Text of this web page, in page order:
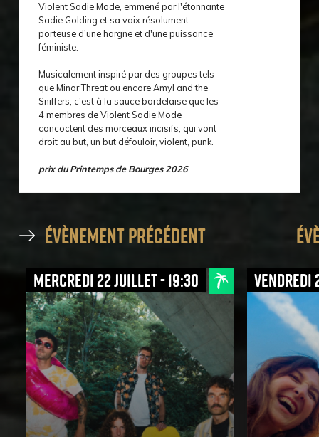
Violent Sadie Mode, emmené par l'étonnante
Sadie Golding et sa voix résolument
porteuse d'une hargne et d'une puissance
féministe.
Musicalement inspiré par des groupes tels
que Minor Threat ou encore Amyl and the
Sniffers, c'est à la sauce bordelaise que les
4 membres de Violent Sadie Mode
concoctent des morceaux incisifs, qui vont
droit au but, un but défouloir, violent, punk.
prix du Printemps de Bourges 2026
évènement précédent
mercredi 22 juillet - 19:30 vendredi